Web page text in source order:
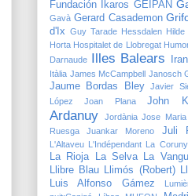
Fundación Íkaros GEIPAN
Gavà Gerard Casademon
d'Ix Guy Tarade Hessdalen Hilde
Horta Hospitalet de Llobregat
Darnaude Illes Balears Iran
Itàlia James McCampbell Janosch
Jaume Bordas Bley Javier
López
Joan Plana John
Ardanuy
Jordània Jose Maria
Ruesga
Juankar Moreno Juli
L'Altaveu L'Indépendant La
La Rioja La Selva La
Llibre Blau
Llimós (Robert)
Luis Alfonso Gámez